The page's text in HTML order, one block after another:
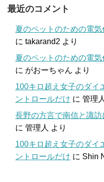
最近のコメント
夏のペットのための電
に takarand2 より
夏のペットのための電
に がおーちゃん より
100キロ超え女子のダイ
ントロールだけ に 管理人
長野の方言で南信と諏
に 管理人 より
100キロ超え女子のダイ
ントロールだけ に Shin